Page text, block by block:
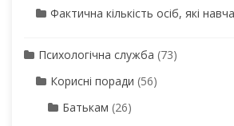
Фактична кількість осіб, які
Психологічна служба (73)
Корисні поради (56)
Батькам (26)